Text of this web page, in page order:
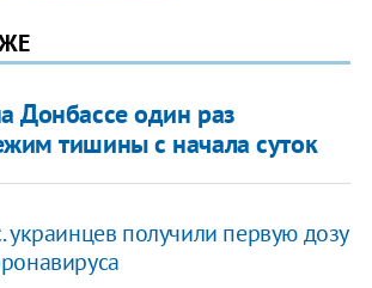
Донбассе один раз
тишины с начала суток
украинцев получили первую дозу